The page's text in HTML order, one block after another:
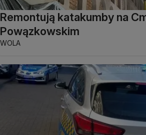
Remontują katakumby na
Powązkowskim
WOLA